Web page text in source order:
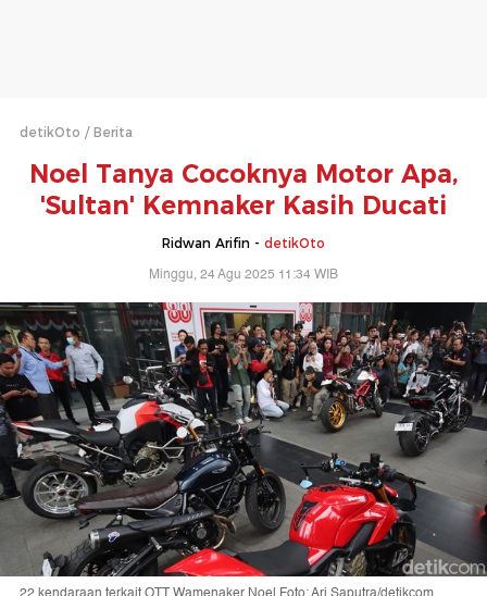
detikOto Berita
Noel Tanya Cocoknya Motor Apa,
'Sultan' Kemnaker Kasih Ducati
Ridwan Arifin - detikOto
Minggu, 24 Agu 2025 11:34 WIB